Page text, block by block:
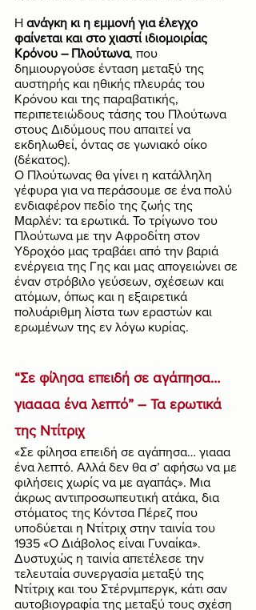
Η ανάγκη κι η εμμονή για έλεγχο
φαίνεται και στο χιαστί ιδιομοιρίας
Κρόνου – Πλούτωνα, που
δημιουργούσε ένταση μεταξύ της
αυστηρής και ηθικής πλευράς του
Κρόνου και της παραβατικής,
περιπετειώδους τάσης του Πλούτωνα
στους Διδύμους που απαιτεί να
εκδηλωθεί, όντας σε γωνιακό οίκο
(δέκατος).
Ο Πλούτωνας θα γίνει η κατάλληλη
γέφυρα για να περάσουμε σε ένα πολύ
ενδιαφέρον πεδίο της ζωής της
Μαρλέν: τα ερωτικά. Το τρίγωνο του
Πλούτωνα με την Αφροδίτη στον
Υδροχόο μας τραβάει από την βαριά
ενέργεια της Γης και μας απογειώνει σε
έναν στρόβιλο γεύσεων, σχέσεων και
ατόμων, όπως και η εξαιρετικά
πολυάριθμη λίστα των εραστών και
ερωμένων της εν λόγω κυρίας.
“Σε φίλησα επειδή σε αγάπησα…
γιαααα ένα λεπτό” – Τα ερωτικά
της Ντίτριχ
«Σε φίλησα επειδή σε αγάπησα… γιααα
ένα λεπτό. Αλλά δεν θα σ’ αφήσω να με
φιλήσεις χωρίς να με αγαπάς». Μια
άκρως αντιπροσωπευτική ατάκα, δια
στόματος της Κόντσα Πέρεζ που
υποδύεται η Ντίτριχ στην ταινία του
1935 «Ο Διάβολος είναι Γυναίκα».
Δυστυχώς η ταινία απετέλεσε την
τελευταία συνεργασία μεταξύ της
Ντίτριχ και του Στέρνμπεργκ, κάτι σαν
αυτοβιογραφία της μεταξύ τους σχέση